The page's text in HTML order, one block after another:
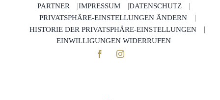
PARTNER IMPRESSUM
DATENSCHUTZ
PRIVATSPHÄRE-EINSTELLUNGEN ÄNDERN
HISTORIE DER PRIVATSPHÄRE-EINSTELLUNGEN
EINWILLIGUNGEN WIDERRUFEN